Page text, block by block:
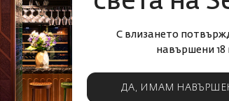
С влизането
навършени 18
ДА, ИМАМ